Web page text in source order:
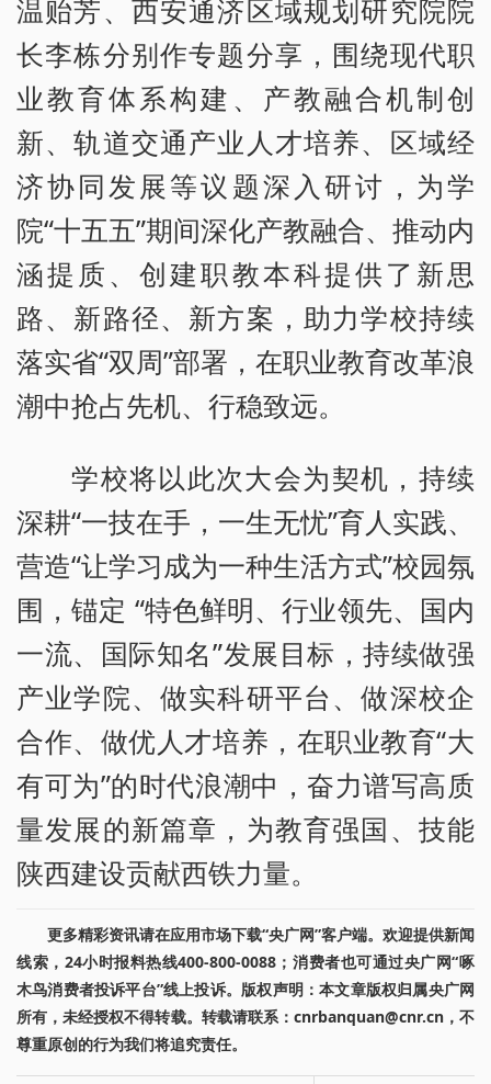
温贻芳、西安通济区域规划研究院院
长李栋分别作专题分享，围绕现代职
业教育体系构建、产教融合机制创
新、轨道交通产业人才培养、区域经
济协同发展等议题深入研讨，为学
院“十五五”期间深化产教融合、推动内
涵提质、创建职教本科提供了新思
路、新路径、新方案，助力学校持续
落实省“双周”部署，在职业教育改革浪
潮中抢占先机、行稳致远。
学校将以此次大会为契机，持续
深耕“一技在手，一生无忧”育人实践、
营造“让学习成为一种生活方式”校园氛
围，锚定 “特色鲜明、行业领先、国内
一流、国际知名”发展目标，持续做强
产业学院、做实科研平台、做深校企
合作、做优人才培养，在职业教育“大
有可为”的时代浪潮中，奋力谱写高质
量发展的新篇章，为教育强国、技能
陕西建设贡献西铁力量。
更多精彩资讯请在应用市场下载“央广网”客户端。欢迎提供新闻
线索，24小时报料热线400-800-0088；消费者也可通过央广网“啄
木鸟消费者投诉平台”线上投诉。版权声明：本文章版权归属央广网
所有，未经授权不得转载。转载请联系：cnrbanquan@cnr.cn，不
尊重原创的行为我们将追究责任。